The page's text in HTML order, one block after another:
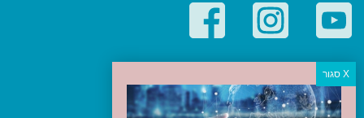
קטגוריות פופולריות
יעדים
טיולים בישראל